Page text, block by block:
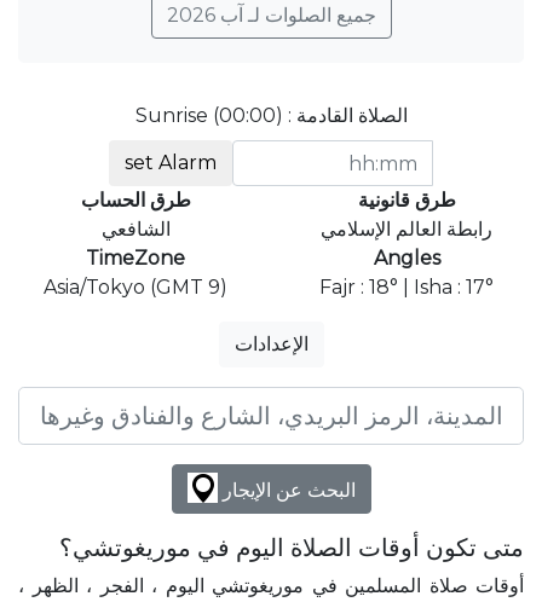
جميع الصلوات لـ آب 2026
الصلاة القادمة : Sunrise (00:00)
set Alarm
طرق قانونية
رابطة العالم الإسلامي
طرق الحساب
الشافعي
Angles
Fajr : 18° | Isha : 17°
TimeZone
Asia/Tokyo (GMT 9)
الإعدادات
البحث عن الإيجار
متى تكون أوقات الصلاة اليوم في موريغوتشي؟
أوقات صلاة المسلمين في موريغوتشي اليوم ، الفجر ، الظهر ،